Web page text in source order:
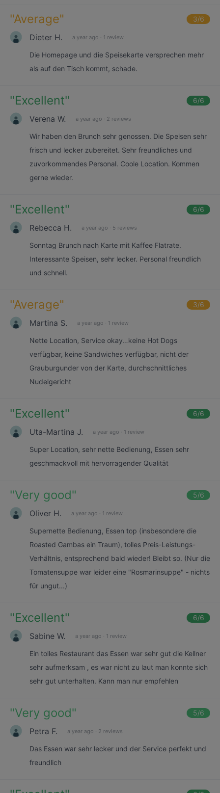
"Average" 3/6
Dieter H. a year ago · 1 review
Die Homepage und die Speisekarte versprechen mehr
als auf den Tisch kommt, schade.
"Excellent" 6/6
Verena W. a year ago · 2 reviews
Wir haben den Brunch sehr genossen. Die Speisen sehr
frisch und lecker zubereitet. Sehr freundliches und
zuvorkommendes Personal. Coole Location. Kommen
gerne wieder.
"Excellent" 6/6
Rebecca H. a year ago · 5 reviews
Sonntag Brunch nach Karte mit Kaffee Flatrate.
Interessante Speisen, sehr lecker. Personal freundlich
und schnell.
"Average" 3/6
Martina S. a year ago · 1 review
Nette Location, Service okay…keine Hot Dogs
verfügbar, keine Sandwiches verfügbar, nicht der
Grauburgunder von der Karte, durchschnittliches
Nudelgericht
"Excellent" 6/6
Uta-Martina J. a year ago · 1 review
Super Location, sehr nette Bedienung, Essen sehr
geschmackvoll mit hervorragender Qualität
"Very good" 5/6
Oliver H. a year ago · 1 review
Supernette Bedienung, Essen top (insbesondere die
Roasted Gambas ein Traum), tolles Preis-Leistungs-
Verhältnis, entsprechend bald wieder! Bleibt so. (Nur die
Tomatensuppe war leider eine "Rosmarinsuppe" - nichts
für ungut...)
"Excellent" 6/6
Sabine W. a year ago · 1 review
Ein tolles Restaurant das Essen war sehr gut die Kellner
sehr aufmerksam , es war nicht zu laut man konnte sich
sehr gut unterhalten. Kann man nur empfehlen
"Very good" 5/6
Petra F. a year ago · 2 reviews
Das Essen war sehr lecker und der Service perfekt und
freundlich